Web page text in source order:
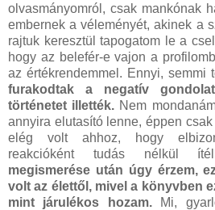
olvasmányomról, csak mankónak
embernek a véleményét, akinek a
rajtuk keresztül tapogatom le a
hogy az belefér-e vajon a
az értékrendemmel. Ennyi, semmi
furakodtak a negatív
történetet illették. Nem
annyira elutasító lenne, éppen
elég volt ahhoz, hogy
reakcióként tudás nélkül
megismerése után úgy érzem,
volt az élettől, mivel a könyvben
mint járulékos hozam.Mi,